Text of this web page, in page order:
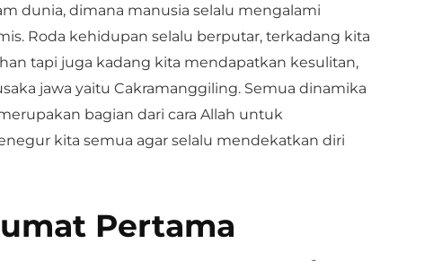
dunia, dimana manusia selalu mengalami
Roda kehidupan selalu berputar, terkadang kita
tapi juga kadang kita mendapatkan kesulitan,
jawa yaitu Cakramanggiling. Semua dinamika
bagian dari cara Allah untuk
kita semua agar selalu mendekatkan diri
Pertama